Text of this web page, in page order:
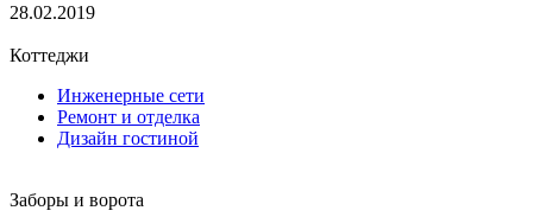
28.02.2019
Коттеджи
Инженерные сети
Ремонт и отделка
Дизайн гостиной
Заборы и ворота